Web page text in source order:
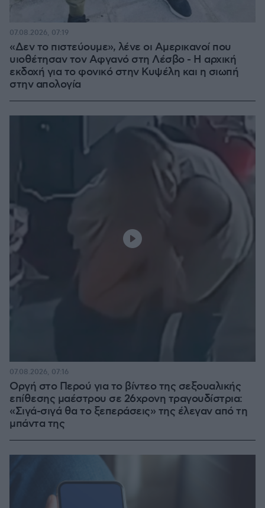
«Δεν το πιστεύουμε», λένε οι Αμερικανοί που
υιοθέτησαν τον Αφγανό στη Λέσβο - Η αρχική
εκδοχή για το φονικό στην Κυψέλη και η σιωπή
στην απολογία
07.08.2026, 07:19
Οργή στο Περού για το βίντεο της σεξουαλικής
επίθεσης μαέστρου σε 26χρονη τραγουδίστρια:
«Σιγά-σιγά θα το ξεπεράσεις» της έλεγαν από τη
μπάντα της
07.08.2026, 07:16